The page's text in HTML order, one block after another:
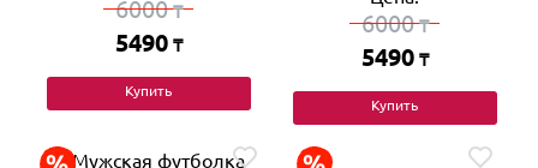
6000₸
5490 ₸
Купить
6000₸
5490 ₸
Купить